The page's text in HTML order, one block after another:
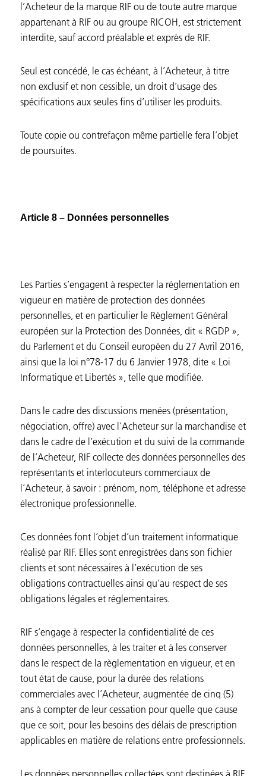
l’Acheteur de la marque RIF ou de toute autre marque
appartenant à RIF ou au groupe RICOH, est strictement
interdite, sauf accord préalable et exprès de RIF.
Seul est concédé, le cas échéant, à l’Acheteur, à titre
non exclusif et non cessible, un droit d’usage des
spécifications aux seules fins d’utiliser les produits.
Toute copie ou contrefaçon même partielle fera l’objet
de poursuites.
Article 8 – Données personnelles
Les Parties s’engagent à respecter la réglementation en
vigueur en matière de protection des données
personnelles, et en particulier le Règlement Général
européen sur la Protection des Données, dit « RGDP »,
du Parlement et du Conseil européen du 27 Avril 2016,
ainsi que la loi n°78-17 du 6 Janvier 1978, dite « Loi
Informatique et Libertés », telle que modifiée.
Dans le cadre des discussions menées (présentation,
négociation, offre) avec l’Acheteur sur la marchandise et
dans le cadre de l’exécution et du suivi de la commande
de l’Acheteur, RIF collecte des données personnelles des
représentants et interlocuteurs commerciaux de
l’Acheteur, à savoir : prénom, nom, téléphone et adresse
électronique professionnelle.
Ces données font l’objet d’un traitement informatique
réalisé par RIF. Elles sont enregistrées dans son fichier
clients et sont nécessaires à l’exécution de ses
obligations contractuelles ainsi qu’au respect de ses
obligations légales et réglementaires.
RIF s’engage à respecter la confidentialité de ces
données personnelles, à les traiter et à les conserver
dans le respect de la règlementation en vigueur, et en
tout état de cause, pour la durée des relations
commerciales avec l’Acheteur, augmentée de cinq (5)
ans à compter de leur cessation pour quelle que cause
que ce soit, pour les besoins des délais de prescription
applicables en matière de relations entre professionnels.